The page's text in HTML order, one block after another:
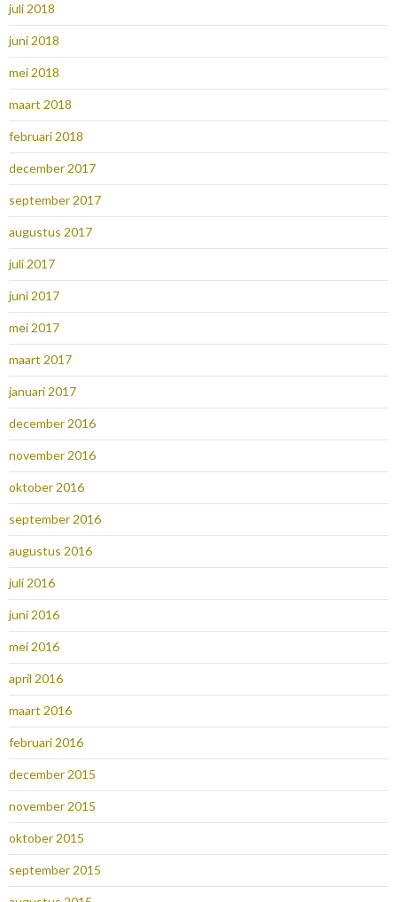
juli 2018
juni 2018
mei 2018
maart 2018
februari 2018
december 2017
september 2017
augustus 2017
juli 2017
juni 2017
mei 2017
maart 2017
januari 2017
december 2016
november 2016
oktober 2016
september 2016
augustus 2016
juli 2016
juni 2016
mei 2016
april 2016
maart 2016
februari 2016
december 2015
november 2015
oktober 2015
september 2015